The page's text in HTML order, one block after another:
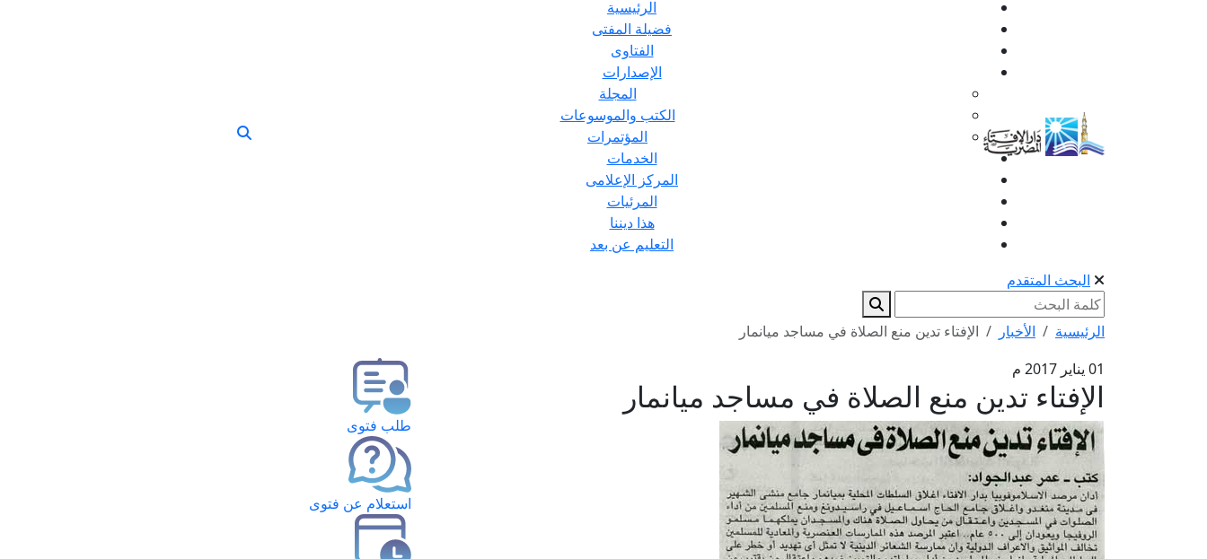
الرئيسية
فضيلة المفتى
الفتاوى
الإصدارات
المجلة
الكتب والموسوعات
المؤتمرات
الخدمات
المركز الإعلامى
المرئيات
هذا ديننا
التعليم عن بعد
البحث المتقدم
الرئيسية الأخبار
الإفتاء تدين منع الصلاة في مساجد ميانمار
01 يناير 2017 م
الإفتاء تدين منع الصلاة في مساجد ميانمار
طلب فتوى
استعلام عن فتوى